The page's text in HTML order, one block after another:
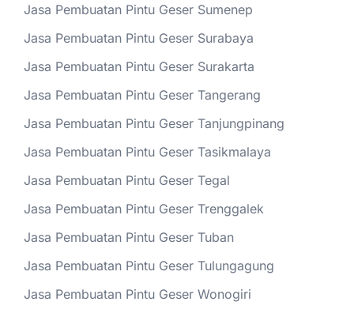
Jasa Pembuatan Pintu Geser Sumenep
Jasa Pembuatan Pintu Geser Surabaya
Jasa Pembuatan Pintu Geser Surakarta
Jasa Pembuatan Pintu Geser Tangerang
Jasa Pembuatan Pintu Geser Tanjungpinang
Jasa Pembuatan Pintu Geser Tasikmalaya
Jasa Pembuatan Pintu Geser Tegal
Jasa Pembuatan Pintu Geser Trenggalek
Jasa Pembuatan Pintu Geser Tuban
Jasa Pembuatan Pintu Geser Tulungagung
Jasa Pembuatan Pintu Geser Wonogiri